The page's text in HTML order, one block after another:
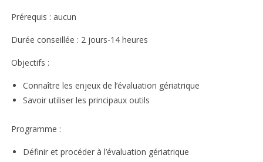
Prérequis : aucun
Durée conseillée : 2 jours-14 heures
Objectifs :
Connaître les enjeux de l’évaluation gériatrique
Savoir utiliser les principaux outils
Programme :
Définir et procéder à l’évaluation gériatrique